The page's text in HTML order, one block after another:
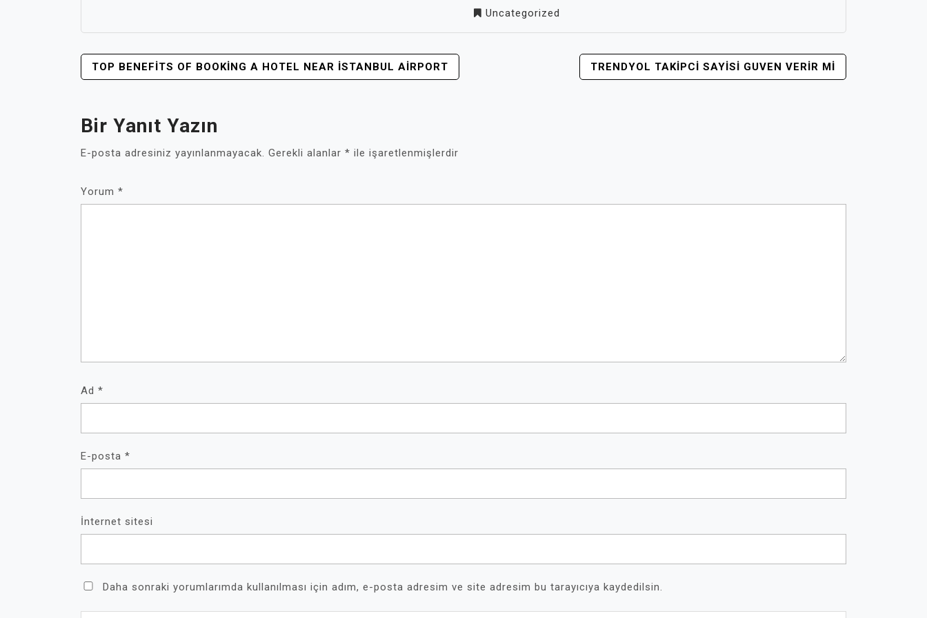
Uncategorized
YAZI
GEZINMESI
TOP BENEFITS OF BOOKING A HOTEL NEAR İSTANBUL AIRPORT TRENDYOL TAKIPCI SAYISI GUVEN VERIR MI
Bir Yanıt Yazın
E-posta adresiniz yayınlanmayacak. Gerekli alanlar * ile işaretlenmişlerdir
Yorum *
Ad *
E-posta *
İnternet sitesi
Daha sonraki yorumlarımda kullanılması için adım, e-posta adresim ve site adresim bu tarayıcıya kaydedilsin.